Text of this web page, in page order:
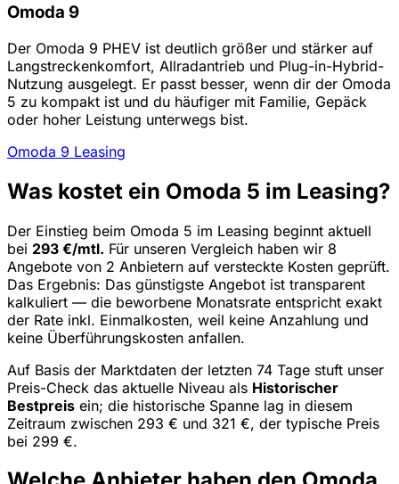
Omoda 9
Der Omoda 9 PHEV ist deutlich größer und stärker auf
Langstreckenkomfort, Allradantrieb und Plug-in-Hybrid-
Nutzung ausgelegt. Er passt besser, wenn dir der Omoda
5 zu kompakt ist und du häufiger mit Familie, Gepäck
oder hoher Leistung unterwegs bist.
Omoda 9 Leasing
Was kostet ein Omoda 5 im Leasing?
Der Einstieg beim Omoda 5 im Leasing beginnt aktuell
bei 293 €/mtl. Für unseren Vergleich haben wir 8
Angebote von 2 Anbietern auf versteckte Kosten geprüft.
Das Ergebnis: Das günstigste Angebot ist transparent
kalkuliert — die beworbene Monatsrate entspricht exakt
der Rate inkl. Einmalkosten, weil keine Anzahlung und
keine Überführungskosten anfallen.
Auf Basis der Marktdaten der letzten 74 Tage stuft unser
Preis-Check das aktuelle Niveau als Historischer
Bestpreis ein; die historische Spanne lag in diesem
Zeitraum zwischen 293 € und 321 €, der typische Preis
bei 299 €.